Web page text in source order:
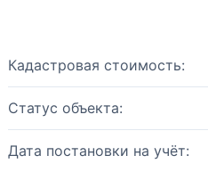
Кадастровая стоимость:
Статус объекта:
Дата постановки на учёт: